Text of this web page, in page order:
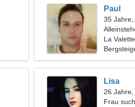
Paul
35
La
Lisa
26
Frau